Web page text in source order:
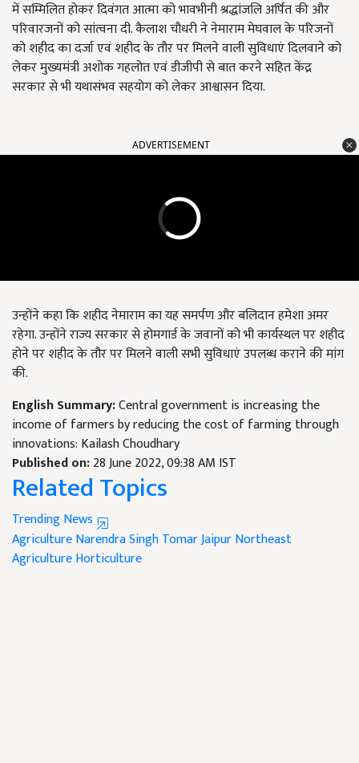
में सम्मिलित होकर दिवंगत आत्मा को भावभीनी श्रद्धांजलि अर्पित की और
परिवारजनों को सांत्वना दी. कैलाश चौधरी ने नेमाराम मेघवाल के परिजनों
को शहीद का दर्जा एवं शहीद के तौर पर मिलने वाली सुविधाएं दिलवाने को
लेकर मुख्यमंत्री अशोक गहलोत एवं डीजीपी से बात करने सहित केंद्र
सरकार से भी यथासंभव सहयोग को लेकर आश्वासन दिया.
ADVERTISEMENT
उन्होंने कहा कि शहीद नेमाराम का यह समर्पण और बलिदान हमेशा अमर
रहेगा. उन्होंने राज्य सरकार से होमगार्ड के जवानों को भी कार्यस्थल पर शहीद
होने पर शहीद के तौर पर मिलने वाली सभी सुविधाएं उपलब्ध कराने की मांग
की.
English Summary:Central government is increasing the
income of farmers by reducing the cost of farming through
innovations: Kailash Choudhary
Published on:28 June 2022, 09:38 AM IST
Related Topics
Trending News
AgricultureNarendra Singh TomarJaipurNortheast
AgricultureHorticulture